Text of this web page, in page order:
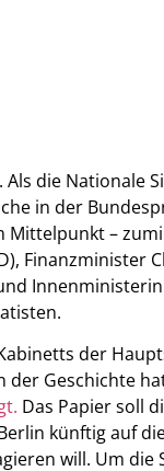
Als die Nationale
in der
–
Finanzminister
Innenministerin
der
Geschichte
Das Papier soll
künftig auf
will. Um die